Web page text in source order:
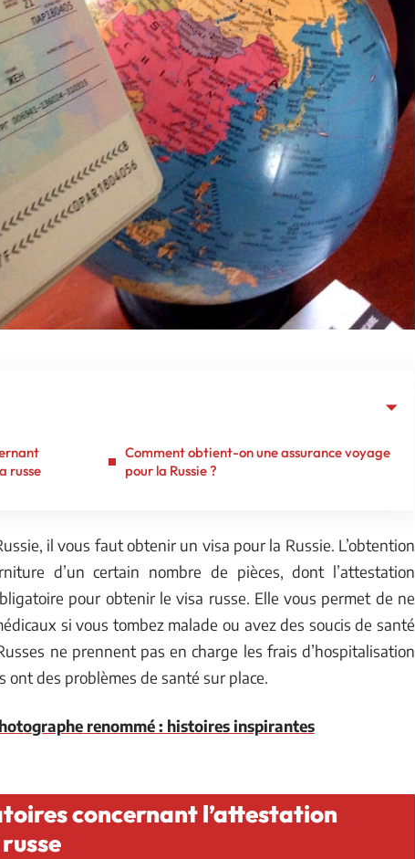
russe
Comment obtient-on une assurance voyage
pour la Russie ?
il vous faut obtenir un visa pour la Russie. L’obtention
d’un certain nombre de pièces, dont l’attestation
pour obtenir le visa russe. Elle vous permet de ne
si vous tombez malade ou avez des soucis de santé
ne prennent pas en charge les frais d’hospitalisation
ont des problèmes de santé sur place.
renommé : histoires inspirantes
concernant l’attestation